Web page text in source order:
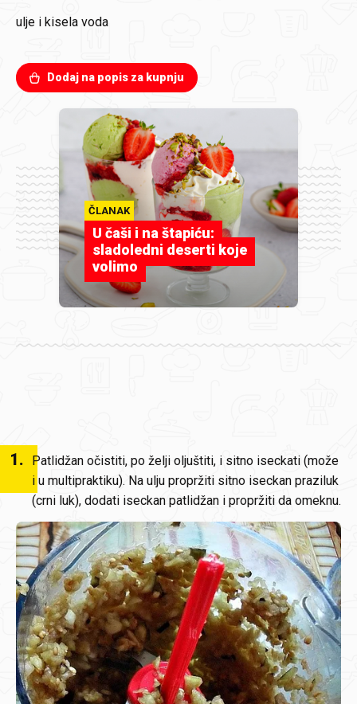
ulje i kisela voda
Dodaj na popis za kupnju
ČLANAK
U čaši i na štapiću:
sladoledni deserti koje
volimo
1.
Patlidžan očistiti, po želji oljuštiti, i sitno iseckati (može
i u multipraktiku). Na ulju propržiti sitno iseckan praziluk
(crni luk), dodati iseckan patlidžan i propržiti da omeknu.